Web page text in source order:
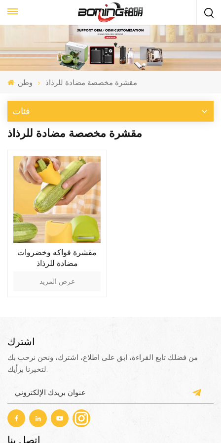
وطن مقشرة مخصصة مضادة للرذاذ
فئات
مقشرة مخصصة مضادة للرذاذ
مقشرة فواكه وخضروات
مضادة للرذاذ
عرض المزيد
اشترك
من فضلك تابع القراءة، ابق على اطلاع، اشترك، ونحن نرحب بك
لتخبرنا برأيك.
اتصل بنا